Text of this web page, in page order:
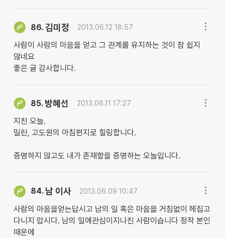
86.김미정 2013.06.12 18:57
사람이 사람의 마음을 얻고 그 관계를 유지하는 것이 참 쉽지
않네요
좋은 글 감사합니다.
85. 방혜선 2013.06.11 17:27
지친 오늘.
밀린, 고도원의 아침편지로 힐링합니다.
증명하지 않고도 내가 존재함을 증명하는 오늘입니다.
84. 남 이사 2013.06.09 10:47
사람의 마음을얻는답시고 남의 일 혹은 마음을 거침없이 헤집고
다니지 맙시다. 남의 일에관심이지나친 사람이습니다 정작 본인
때운에